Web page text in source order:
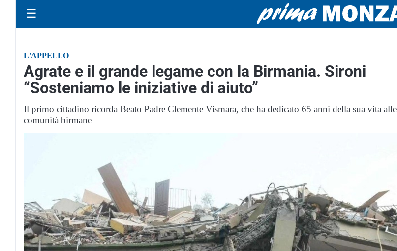
☰
L'APPELLO
Agrate e il grande legame con la Birmania. Sironi
“Sosteniamo le iniziative di aiuto”
Il primo cittadino ricorda Beato Padre Clemente Vismara, che ha dedicato 65 anni della sua vita alle
comunità birmane